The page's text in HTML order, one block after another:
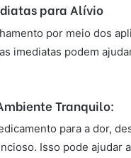
para Alívio
por meio dos
imediatas podem
Tranquilo:
para a dor,
Isso pode ajudar